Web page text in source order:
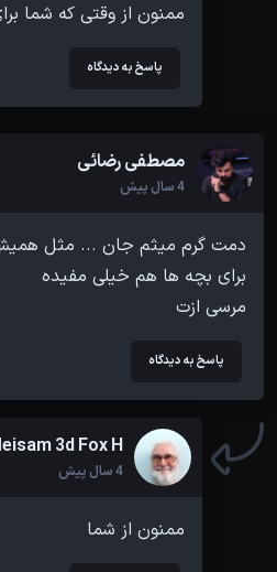
ممنون از وقتی که شما
پاسخ به دیدگاه
مصطفی رضائی
4 سال پیش
دمت گرم میثم جان ... مثل
مرسی ازت
پاسخ به دیدگاه
3d Fox H
4 سال پیش
ممنون از شما